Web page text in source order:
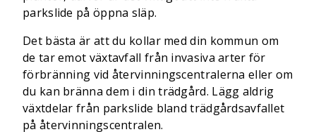
parkslide på öppna släp.
Det bästa är att du kollar med din kommun om
de tar emot växtavfall från invasiva arter för
förbränning vid återvinningscentralerna eller om
du kan bränna dem i din trädgård. Lägg aldrig
växtdelar från parkslide bland trädgårdsavfallet
på återvinningscentralen.